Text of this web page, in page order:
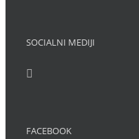
SOCIALNI MEDIJI
FACEBOOK